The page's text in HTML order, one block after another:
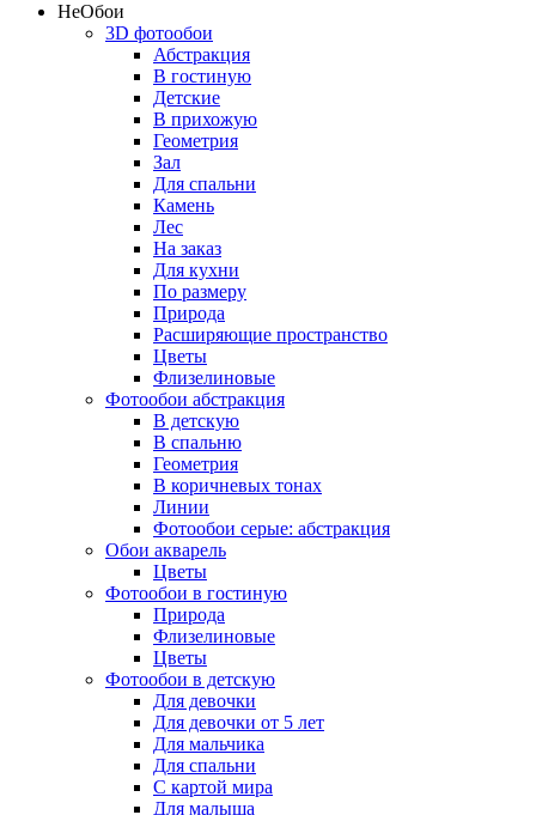
НеОбои
3D фотообои
Абстракция
В гостиную
Детские
В прихожую
Геометрия
Зал
Для спальни
Камень
Лес
На заказ
Для кухни
По размеру
Природа
Расширяющие пространство
Цветы
Флизелиновые
Фотообои абстракция
В детскую
В спальню
Геометрия
В коричневых тонах
Линии
Фотообои серые: абстракция
Обои акварель
Цветы
Фотообои в гостиную
Природа
Флизелиновые
Цветы
Фотообои в детскую
Для девочки
Для девочки от 5 лет
Для мальчика
Для спальни
С картой мира
Для малыша